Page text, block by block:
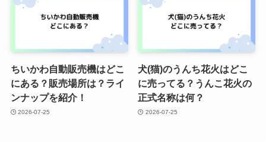
ちいかわ自動販売機はどこ
にある？販売場所は？ライ
ンナップを紹介！
2026-07-25
犬(猫)のうんち花火はどこ
に売ってる？うんこ花火の
正式名称は何？
2026-07-25